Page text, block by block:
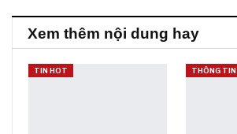
Xem thêm nội dung hay
TIN HOT THÔNG TIN